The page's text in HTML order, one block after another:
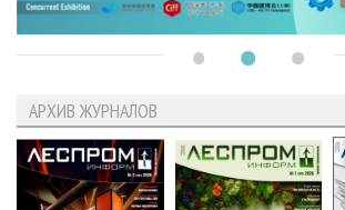
АРХИВ ЖУРНАЛОВ